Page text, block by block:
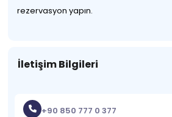
rezervasyon yapın.
İletişim Bilgileri
+90 850 777 0 377